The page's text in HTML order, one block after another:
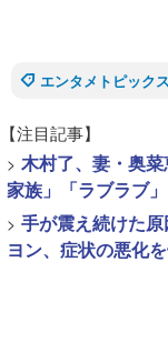
エンタメトピックス
【注目記事】
> 木村了、妻・奥
家族」「ラブラブ
> 手が震え続けた
ヨン、症状の悪化